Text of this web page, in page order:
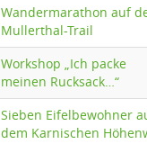
Wandermarathon auf
Mullerthal-Trail
Workshop „Ich packe
meinen Rucksack…“
Sieben Eifelbewohner
dem Karnischen